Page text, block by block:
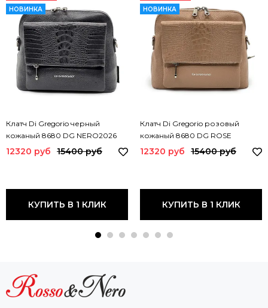
НОВИНКА
Клатч Di Gregorio черный
кожаный 8680 DG NERO2026
12320 руб 15400 руб
КУПИТЬ В 1 КЛИК
НОВИНКА
Клатч Di Gregorio розовый
кожаный 8680 DG ROSE
12320 руб 15400 руб
КУПИТЬ В 1 КЛИК